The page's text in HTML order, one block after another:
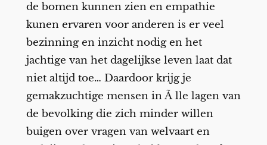
de bomen kunnen zien en empathie
kunen ervaren voor anderen is er veel
bezinning en inzicht nodig en het
jachtige van het dagelijkse leven laat dat
niet altijd toe… Daardoor krijg je
gemakzuchtige mensen in Ã lle lagen van
de bevolking die zich minder willen
buigen over vragen van welvaart en